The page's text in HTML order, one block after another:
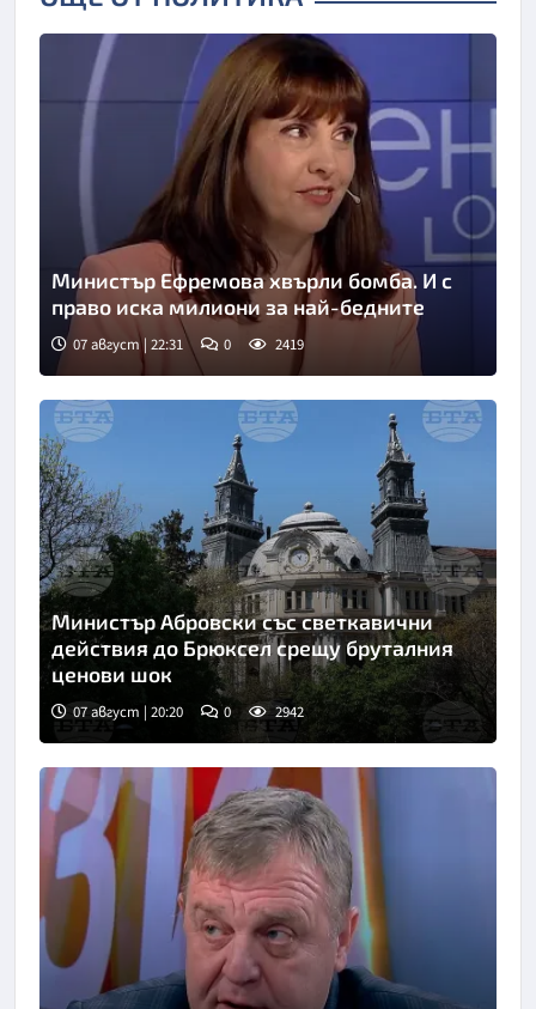
Министър Ефремова хвърли бомба. И с
право иска милиони за най-бедните
07 август | 22:31 0 2419
Министър Абровски със светкавични
действия до Брюксел срещу бруталния
ценови шок
07 август | 20:20 0 2942